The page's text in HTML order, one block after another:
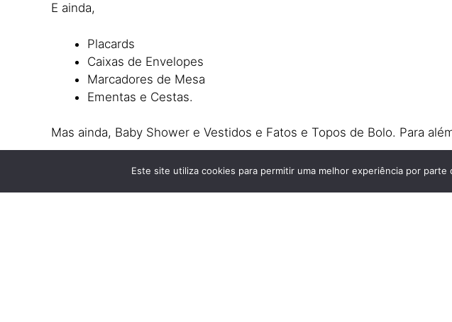
E ainda,
Placards
Caixas de Envelopes
Marcadores de Mesa
Ementas e Cestas.
Mas ainda, Baby Shower e Vestidos e Fatos e Topos de Bolo. Para
Portanto, inspire-se no nosso trabalho e tenha já mais ideias de
Este site utiliza cookies para permitir uma melhor experiência por